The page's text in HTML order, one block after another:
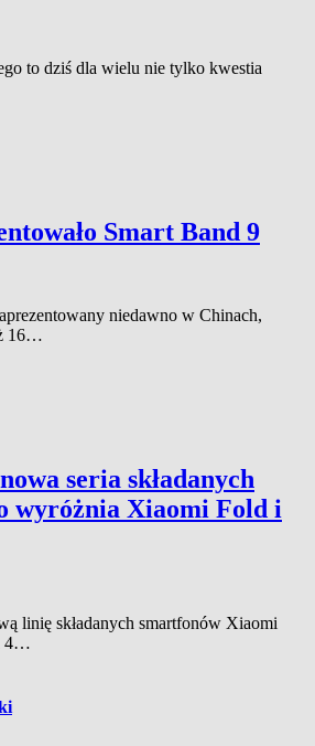
to dziś dla wielu nie tylko kwestia
Smart Band 9
niedawno w Chinach,
16…
seria składanych
wyróżnia Xiaomi Fold i
linię składanych smartfonów Xiaomi
4…